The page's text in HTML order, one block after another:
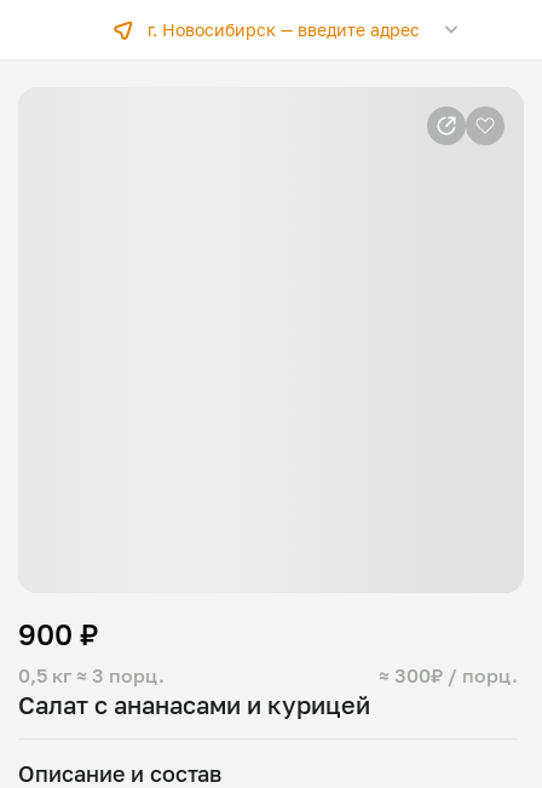
г. Новосибирск —введите адрес
Салат с ананасами и курицей
0,5 кг ≈ 3 порц. ≈ 300₽ / порц.
900 ₽
Описание и состав